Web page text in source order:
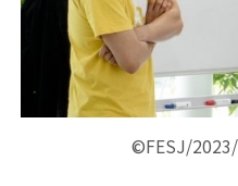
©FESJ/